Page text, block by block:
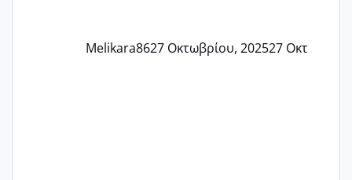
Melikara8627 Οκτωβρίου, 202527 Οκτ